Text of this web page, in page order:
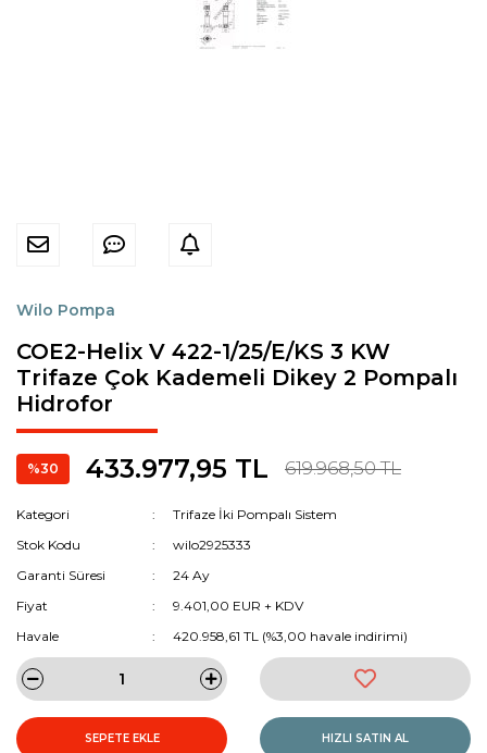
Wilo Pompa
COE2-Helix V 422-1/25/E/KS 3 KW
Trifaze Çok Kademeli Dikey 2 Pompalı
Hidrofor
%30 433.977,95 TL 619.968,50 TL
Kategori
Trifaze İki Pompalı Sistem
Stok Kodu
wilo2925333
Garanti Süresi
24 Ay
Fiyat
9.401,00 EUR + KDV
Havale
420.958,61 TL (%3,00 havale indirimi)
SEPETE EKLE HIZLI SATIN AL